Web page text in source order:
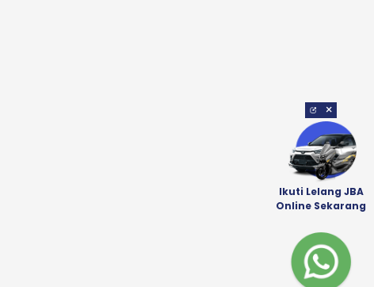
×
Ikuti Lelang JBA
Online Sekarang